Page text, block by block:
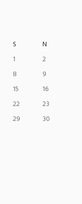
S
N
1
2
8
9
15
16
22
23
29
30